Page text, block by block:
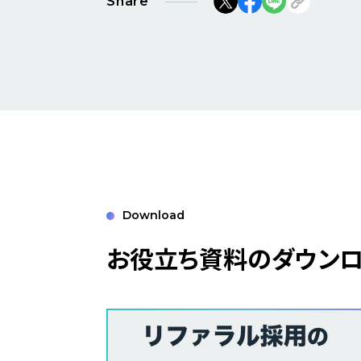
Download
お役立ち資料のダウン